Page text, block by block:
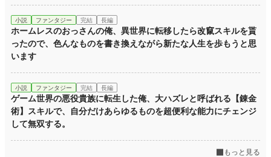
小説 ファンタジー 完結 長編
ホームレスのおっさんの俺、異世界に転移したら改竄スキルを貰
ったので、色んなものを書き換えながら新たな人生を歩もうと思
います
小説 ファンタジー 完結 長編
ゲーム世界の悪役貴族に転生した俺、大ハズレと呼ばれる【錬金
術】スキルで、自分だけあらゆるものを超便利な能力にチェンジ
して無双する。
もっと見る